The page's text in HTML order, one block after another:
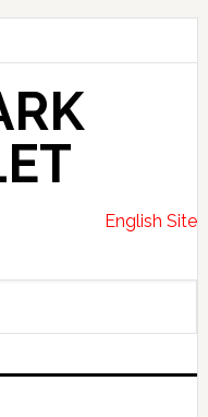
English Site